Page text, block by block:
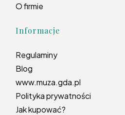
O firmie
Informacje
Regulaminy
Blog
www.muza.gda.pl
Polityka prywatności
Jak kupować?